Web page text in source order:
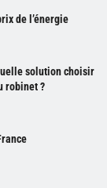
de l’énergie
solution choisir
robinet ?